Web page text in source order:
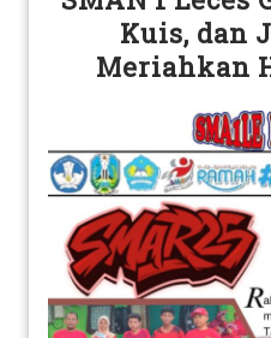
Kuis, dan
Meriahkan